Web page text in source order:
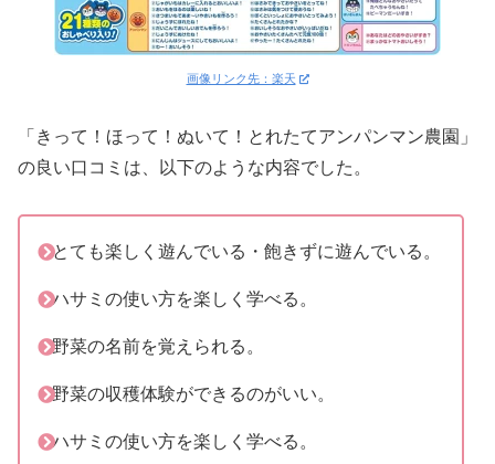
画像リンク先：楽天
「きって！ほって！ぬいて！とれたてアンパンマン農園」
の良い口コミは、以下のような内容でした。
とても楽しく遊んでいる・飽きずに遊んでいる。
ハサミの使い方を楽しく学べる。
野菜の名前を覚えられる。
野菜の収穫体験ができるのがいい。
ハサミの使い方を楽しく学べる。